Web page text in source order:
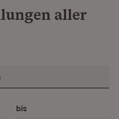
aller
bis